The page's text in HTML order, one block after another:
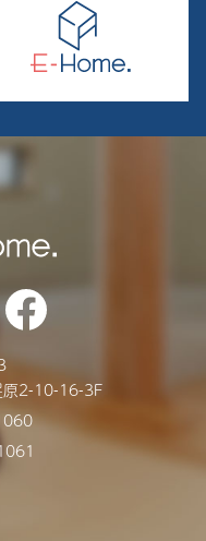
原2-10-16-3F